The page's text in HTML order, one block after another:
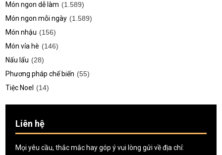
Món ngon dễ làm (1.589)
Món ngon mỗi ngày (1.589)
Món nhậu (156)
Món vỉa hè (146)
Nấu lẩu (28)
Phương pháp chế biến (55)
Tiệc Noel
(14)
Liên hệ
Mọi yêu cầu, thắc mắc hay góp ý vui lòng gửi về địa chỉ: